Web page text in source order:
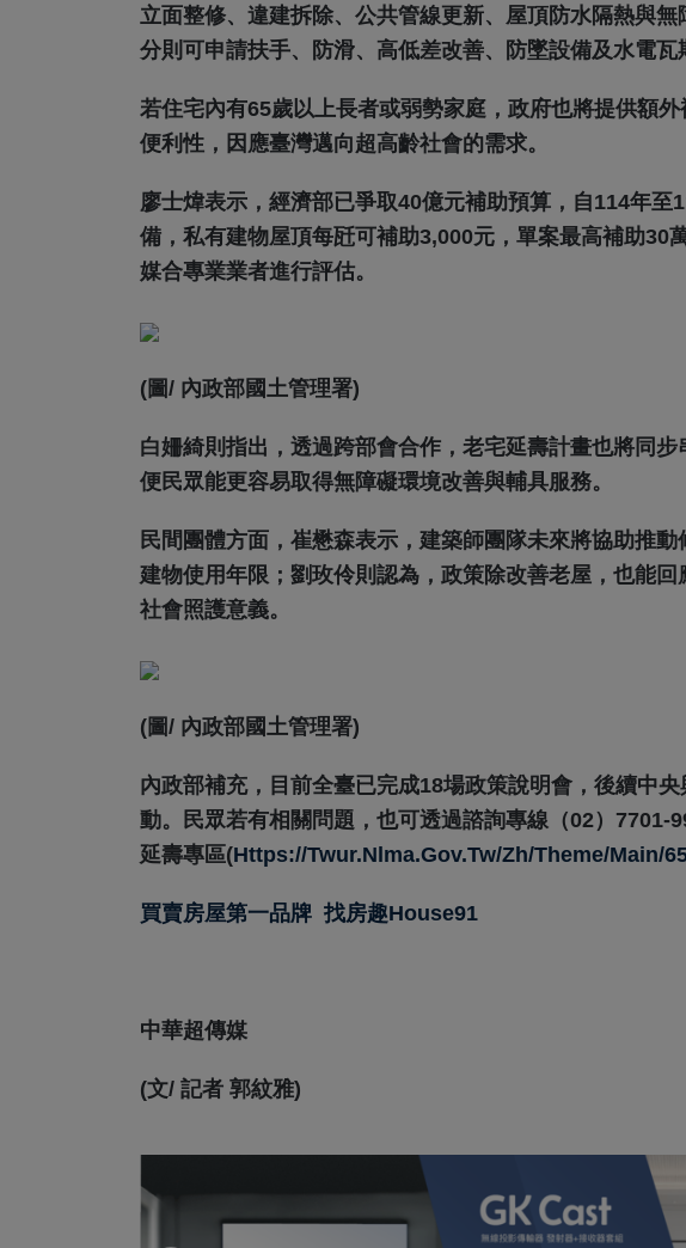
立面整修、違建拆除、公共管線更新、屋頂防水隔熱與
分則可申請扶手、防滑、高低差改善、防墜設備及水電瓦
若住宅內有65歲以上長者或弱勢家庭，政府也將提供額
便利性，因應臺灣邁向超高齡社會的需求。
廖士煒表示，經濟部已爭取40億元補助預算，自114年至
備，私有建物屋頂每瓩可補助3,000元，單案最高補助30
媒合專業業者進行評估。
(圖/ 內政部國土管理署)
白姍綺則指出，透過跨部會合作，老宅延壽計畫也將同
便民眾能更容易取得無障礙環境改善與輔具服務。
民間團體方面，崔懋森表示，建築師團隊未來將協助推
建物使用年限；劉玫伶則認為，政策除改善老屋，也能
社會照護意義。
(圖/ 內政部國土管理署)
內政部補充，目前全臺已完成18場政策說明會，後續中
動。民眾若有相關問題，也可透過諮詢專線（02）7701-
延壽專區(Https://twur.nlma.gov.tw/zh/theme/main/
買賣房屋第一品牌 找房趣House91
中華超傳媒
(文/ 記者 郭紋雅)